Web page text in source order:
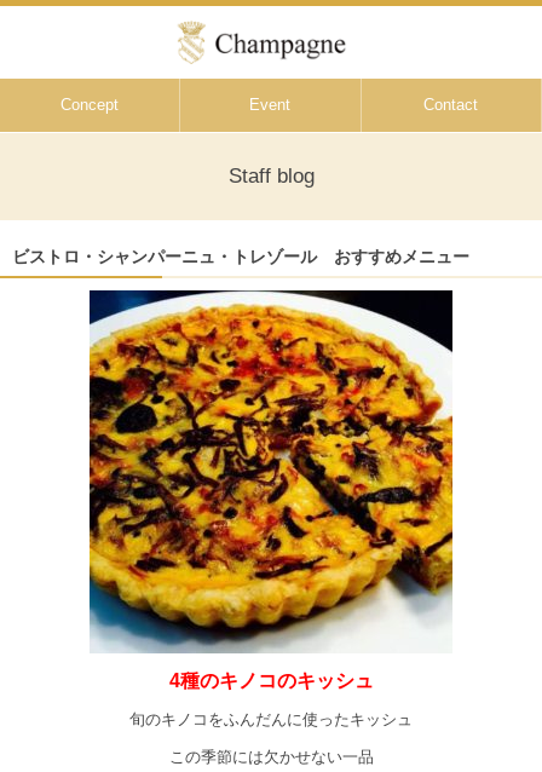
Concept Event Contact
Staff blog
ビストロ・シャンパーニュ・トレゾール おすすめメニュー
4種のキノコのキッシュ
旬のキノコをふんだんに使ったキッシュ
この季節には欠かせない一品